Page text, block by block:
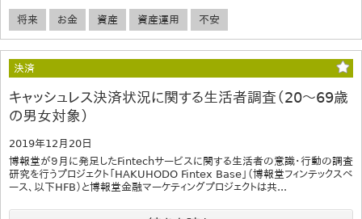
将来 お金 資産 資産運用 不安
決済
キャッシュレス決済状況に関する生活者調査（20～69歳
の男女対象）
2019年12月20日
博報堂が９月に発足したFintechサービスに関する生活者の意識・行動の調査
研究を行うプロジェクト「HAKUHODO Fintex Base」（博報堂フィンテックスベ
ース、以下HFB）と博報堂金融マーケティングプロジェクトは共...